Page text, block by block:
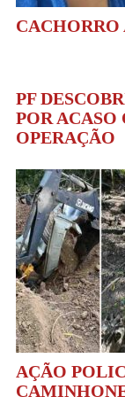
PF
POR
OPERAÇÃO
AÇÃO